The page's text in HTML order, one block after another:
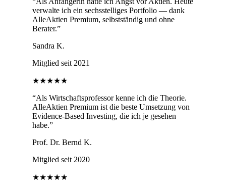
verwalte ich ein sechsstelliges Portfolio — dank
AlleAktien Premium, selbstständig und ohne
Berater.”
Sandra K.
Mitglied seit 2021
★★★★★
“Als Wirtschaftsprofessor kenne ich die Theorie.
AlleAktien Premium ist die beste Umsetzung von
Evidence-Based Investing, die ich je gesehen
habe.”
Prof. Dr. Bernd K.
Mitglied seit 2020
★★★★★